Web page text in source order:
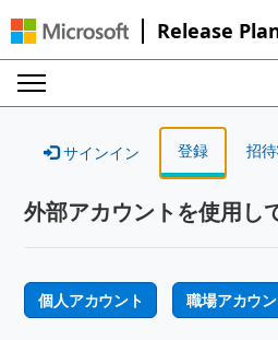
Release
サインイン 登録 招
外部アカウントを使用し
個人アカウント 職場アカウ